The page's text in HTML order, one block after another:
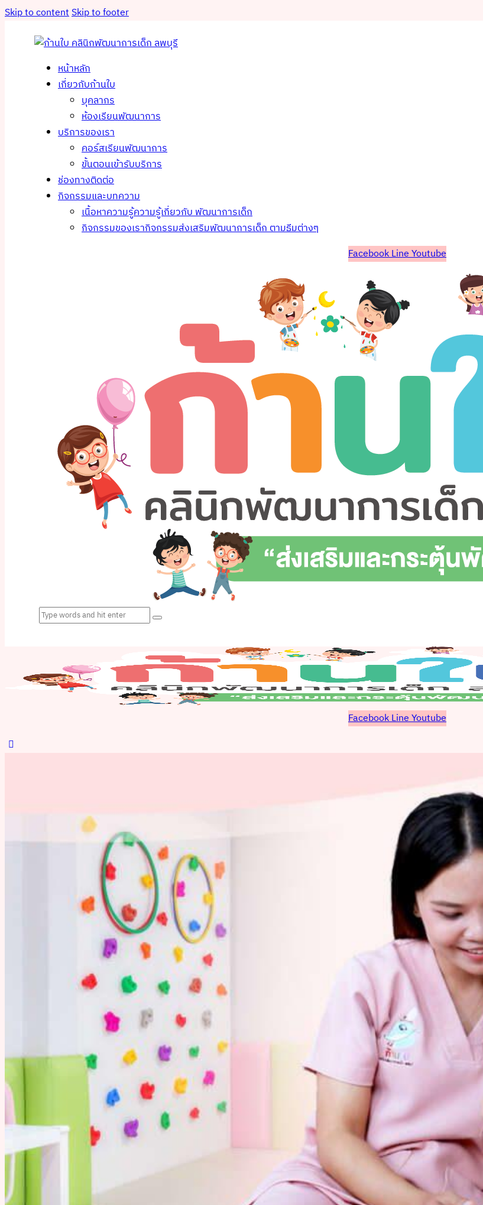
Skip to contentSkip to footer
หน้าหลัก
เกี่ยวกับก้านใบ
บุคลากร
ห้องเรียนพัฒนาการ
บริการของเรา
คอร์สเรียนพัฒนาการ
ขั้นตอนเข้ารับบริการ
ช่องทางติดต่อ
กิจกรรมและบทความ
เนื้อหาความรู้ความรู้เกี่ยวกับ พัฒนาการเด็ก
กิจกรรมของเรากิจกรรมส่งเสริมพัฒนาการเด็ก ตามธีมต่างๆ
FacebookLineYoutube
FacebookLineYoutube